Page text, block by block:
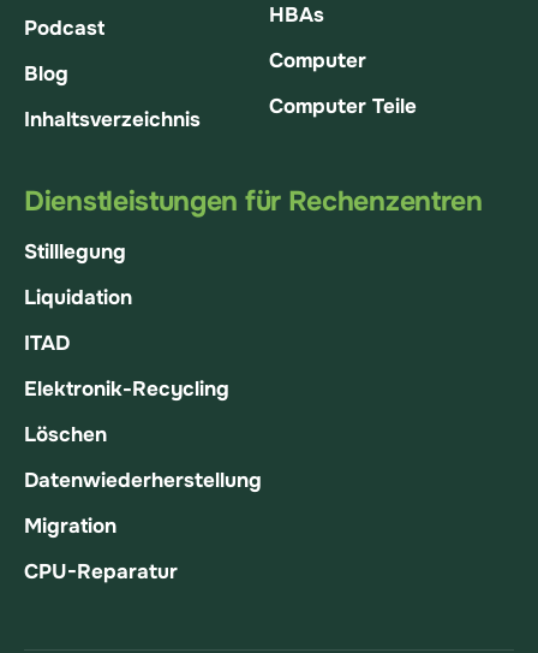
Podcast
Blog
Inhaltsverzeichnis
HBAs
Computer
Computer Teile
Dienstleistungen für Rechenzentren
Stilllegung
Liquidation
ITAD
Elektronik-Recycling
Löschen
Datenwiederherstellung
Migration
CPU-Reparatur